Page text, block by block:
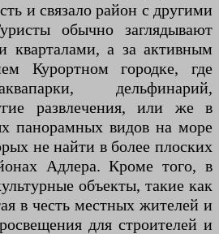
и связало район с другими
обычно заглядывают
а за активным
Курортном городке, где
дельфинарий,
развлечения, или же в
панорамных видов на море
не найти в более плоских
Адлера. Кроме того, в
объекты, такие как
в честь местных жителей и
для строителей и